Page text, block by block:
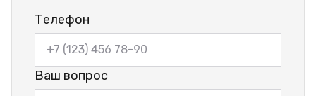
Телефон
Ваш вопрос